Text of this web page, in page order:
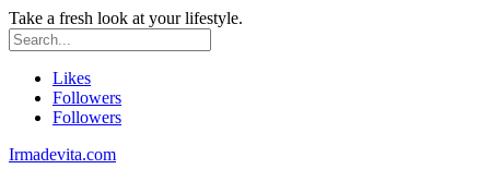
Take a fresh look at your lifestyle.
Likes
Followers
Followers
Irmadevita.com